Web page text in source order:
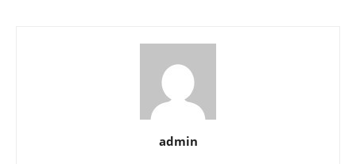
admin